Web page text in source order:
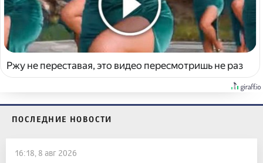
Ржу не переставая, это видео пересмотришь не раз
ПОСЛЕДНИЕ НОВОСТИ
16:18, 8 авг 2026